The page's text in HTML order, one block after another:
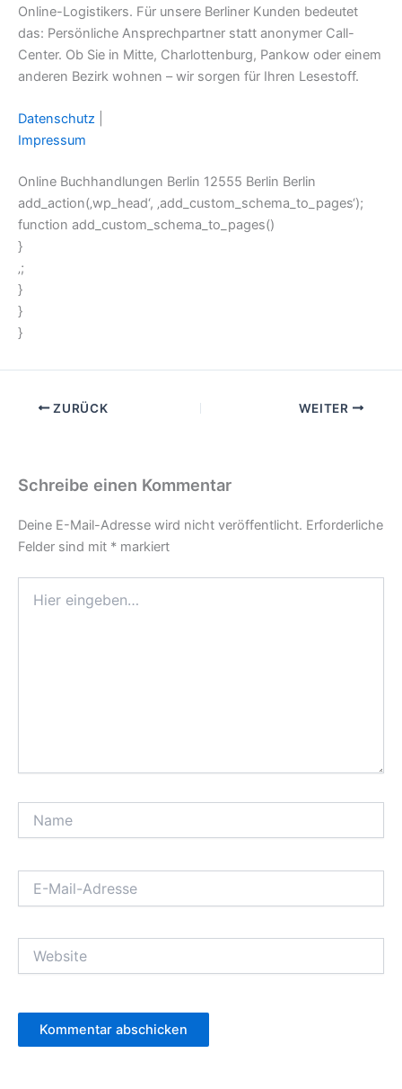
Online-Logistikers. Für unsere Berliner Kunden bedeutet
das: Persönliche Ansprechpartner statt anonymer Call-
Center. Ob Sie in Mitte, Charlottenburg, Pankow oder einem
anderen Bezirk wohnen – wir sorgen für Ihren Lesestoff.
Datenschutz
Impressum
Online Buchhandlungen Berlin 12555 Berlin Berlin
add_action(‚wp_head‘, ‚add_custom_schema_to_pages‘);
function add_custom_schema_to_pages()
}
‚;
}
}
}
ZURÜCK WEITER
Schreibe einen Kommentar
Deine E-Mail-Adresse wird nicht veröffentlicht. Erforderliche
Felder sind mit * markiert
eingeben…
Mail-